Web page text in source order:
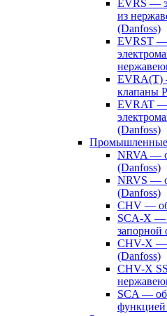
EVRS —
из
(Danfoss)
EVRST —
EVRA(T)
клапаны
EVRAT —
(Danfoss)
Промышленные
NRVA —
(Danfoss)
NRVS —
(Danfoss)
CHV —
SCA-X —
запорной
CHV-X —
(Danfoss)
CHV-X
SCA —